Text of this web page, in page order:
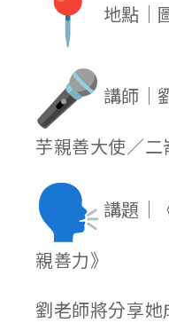
地點｜
講師｜
芋親善大使／二
講題｜
親善力》
劉老師將分享她